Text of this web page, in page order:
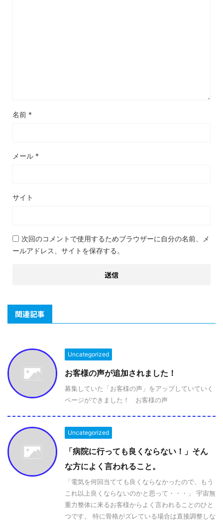
名前 *
メール *
サイト
次回のコメントで使用するためブラウザーに自分の名前、メ
ールアドレス、サイトを保存する。
関連記事
Uncategorized
お客様の声が追加されました！
募集していた「お客様の声」をアップしていていく
ページができました！ お客様の声
Uncategorized
「病院に行っても良くならない！」そん
な方によく言われること。
「電気を何回当てても良くならなかったので、もう
これ以上良くならないのかと思って・・・」 宇宙無
重力整体に来るお客様からよく言われることのひと
つです。 特に骨格がズレている場合は直接調整しな